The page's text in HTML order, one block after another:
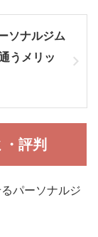
ソナルジム
うメリッ
評判
パーソナルジ